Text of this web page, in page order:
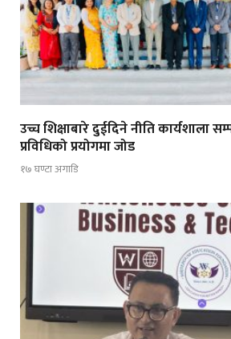
उच्च शिक्षाबारे दुईदिने नीति कार्यशाला
प्रविधिको प्रयोगमा जोड
१७ घण्टा अगाडि